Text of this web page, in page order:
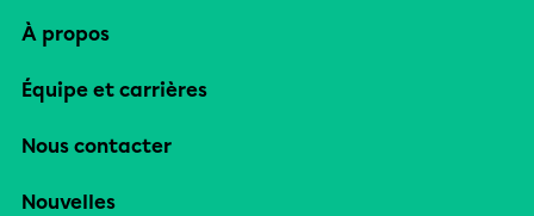
À propos
Équipe et carrières
Nous contacter
Nouvelles